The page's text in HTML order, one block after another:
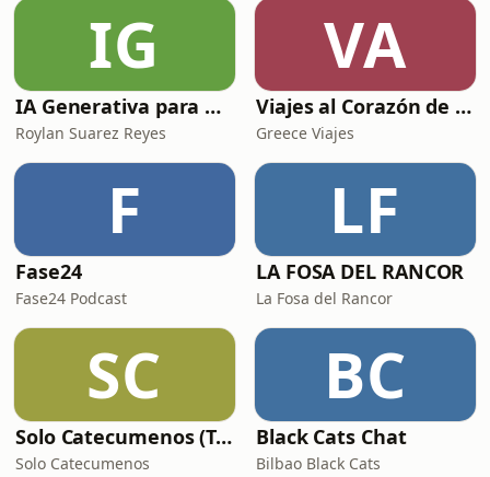
IG
IA Generativa para No Techs
Roylan Suarez Reyes
VA
Viajes al Corazón de la Historia
Greece Viajes
F
Fase24
Fase24 Podcast
LF
LA FOSA DEL RANCOR
La Fosa del Rancor
SC
Solo Catecumenos (Temas católicos)
Solo Catecumenos
BC
Black Cats Chat
Bilbao Black Cats